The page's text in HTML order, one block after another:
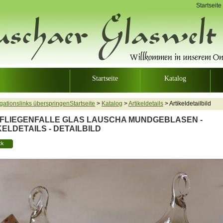
Startseite
Startseite Katalog
Startseite > Katalog >Artikeldetails >Artikeldetailbild
GLAS LAUSCHA MUNDGEBLASEN -
- DETAILBILD